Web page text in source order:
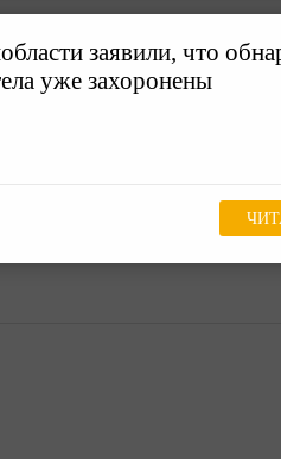
заявили, что
уже захоронены